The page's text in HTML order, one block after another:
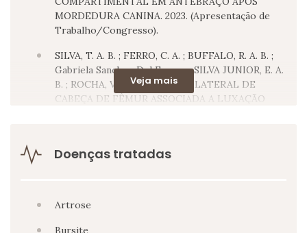
MORDEDURA CANINA. 2023. (Apresentação de
Trabalho/Congresso).
SILVA, T. A. B. ; FERRO, C. A. ; BUFFALO, R. A. B. ;
Gabriela Sanchez Del Favero ; SILVA JUNIOR, E. A.
B. ; ROCHA, V. F. . FRATURA BILATERAL DE
CABEÇA DE FÊMUR ASSOCIADA A LUXAÇÃO
TUMOR DE CÉLULAS GIGANTES ÓSSEO NO 4º
METACARPO EM UMA CRIANÇA DE 5 ANOS: UM
Veja mais
Doenças tratadas
Artrose
Bursite